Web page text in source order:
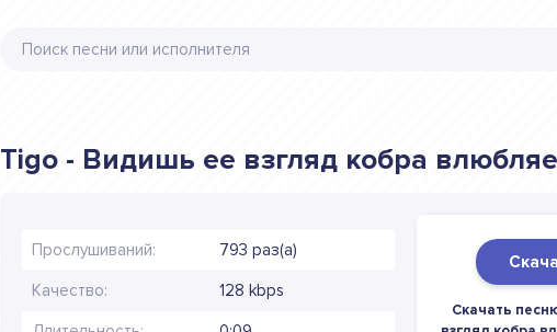
Tigo - Видишь ее взгляд кобра
Прослушиваний: 793 раз(а)
Качество: 128 kbps
Скачать